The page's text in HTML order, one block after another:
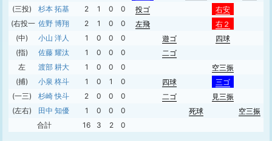
(三投)
杉本 拓基 2 1 0 0 投ゴ
右安
(右投一) 佐野 博翔 2 1 0 0 左飛
右２
(中)
小山 洋人 1 0 0 0 遊ゴ
四球
(指)
佐藤 耀汰 1 0 0 0
二ゴ
左
渡部 耕大 1 0 0 0
空三振
(捕)
小泉 柊斗 1 0 1 0 四球
三ゴ
(一三)
杉崎 快斗 2 0 0 0 二ゴ
見三振
(左右)
田中 知優 1 0 0 0 死球
空三振
合計
16 3 2 0